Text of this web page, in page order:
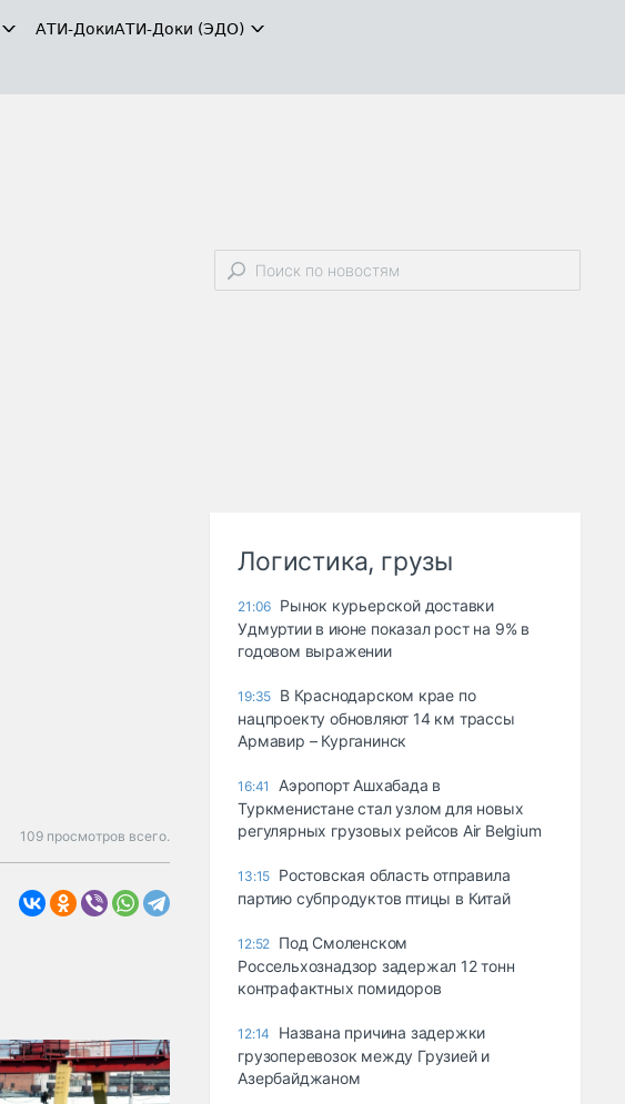
АТИ-ДокиАТИ-Доки (ЭДО)
109 просмотров всего.
Логистика, грузы
21:06 Рынок курьерской доставки
Удмуртии в июне показал рост на 9% в
годовом выражении
19:35 В Краснодарском крае по
нацпроекту обновляют 14 км трассы
Армавир – Курганинск
16:41
Аэропорт Ашхабада в
Туркменистане стал узлом для новых
регулярных грузовых рейсов Air Belgium
13:15 Ростовская область отправила
партию субпродуктов птицы в Китай
12:52 Под Смоленском
Россельхознадзор задержал 12 тонн
контрафактных помидоров
12:14
Названа причина задержки
грузоперевозок между Грузией и
Азербайджаном